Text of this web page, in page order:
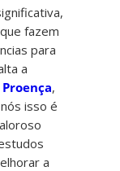
fazem
para
a
,
isso é
a